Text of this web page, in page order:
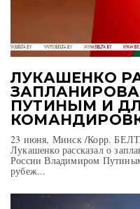
ЛУКАШЕНКО
ПУТИНЫМ И
23 июня, Минск /Корр.
Лукашенко рассказал о
России Владимиром
рубеж...